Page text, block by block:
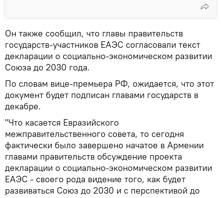
Он также сообщил, что главы правительств
государств-участников ЕАЭС согласовали текст
декларации о социально-экономическом развитии
Союза до 2030 года.
По словам вице-премьера РФ, ожидается, что этот
документ будет подписан главами государств в
декабре.
"Что касается Евразийского
межправительственного совета, то сегодня
фактически было завершено начатое в Армении
главами правительств обсуждение проекта
декларации о социально-экономическом развитии
ЕАЭС - своего рода видение того, как будет
развиваться Союз до 2030 и с перспективой до